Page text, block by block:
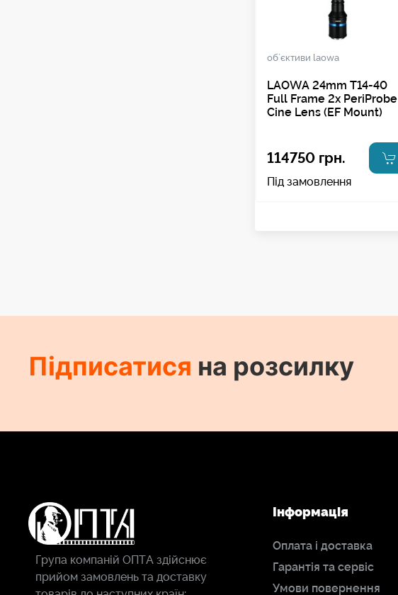
об`єктиви laowa
LAOWA 24mm T14-40
Full Frame 2x PeriProbe
Cine Lens (EF Mount)
114750 грн.
Під замовлення
Підписатися на розсилку
Група компаній ОПТА здійснює
прийом замовлень та доставку
Інформація
Оплата і доставка
Гарантія та сервіс
Умови повернення